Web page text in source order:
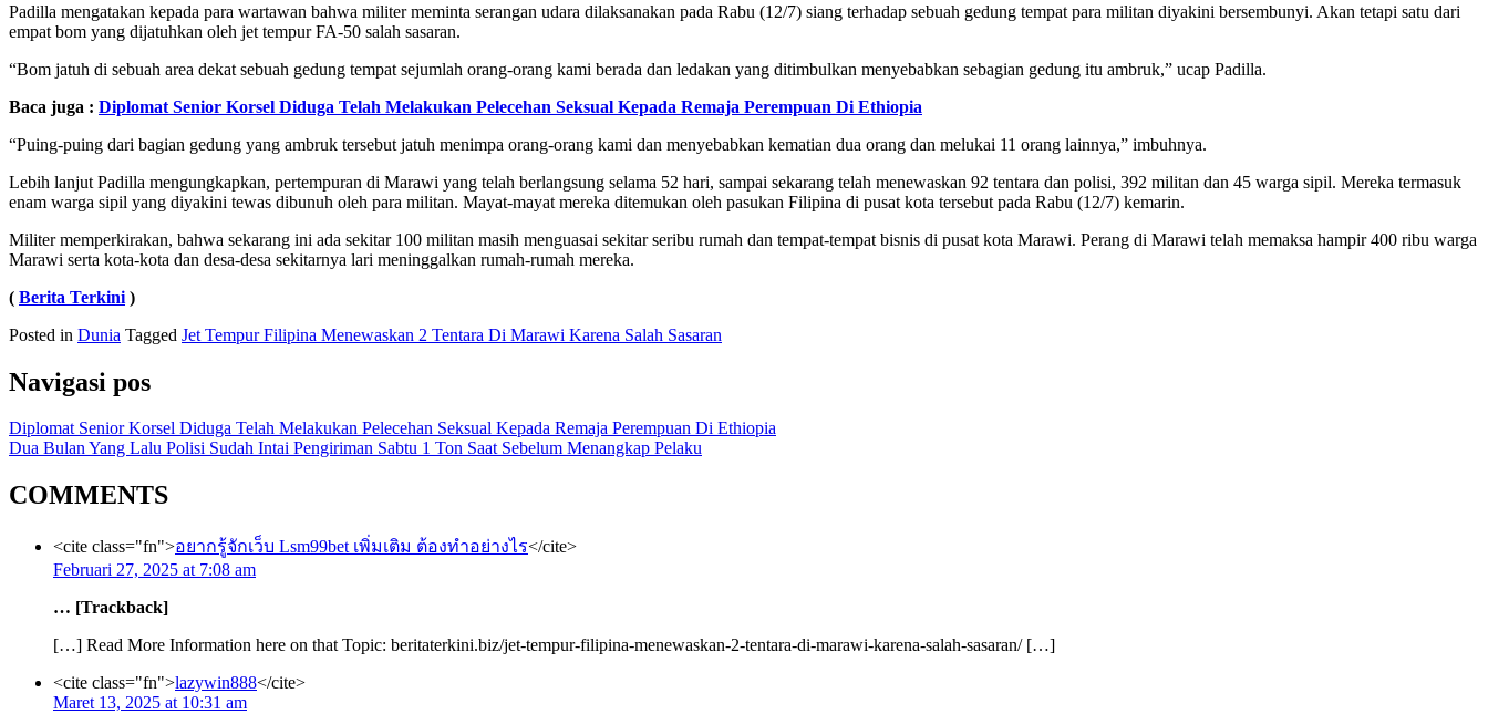
Padilla mengatakan kepada para wartawan bahwa militer meminta serangan udara dilaksanakan pada Rabu (12/7) siang terhadap sebuah gedung tempat para militan diyakini bersembunyi. Akan tetapi satu dari
empat bom yang dijatuhkan oleh jet tempur FA-50 salah sasaran.
“Bom jatuh di sebuah area dekat sebuah gedung tempat sejumlah orang-orang kami berada dan ledakan yang ditimbulkan menyebabkan sebagian gedung itu ambruk,” ucap Padilla.
Baca juga : Diplomat Senior Korsel Diduga Telah Melakukan Pelecehan Seksual Kepada Remaja Perempuan Di Ethiopia
“Puing-puing dari bagian gedung yang ambruk tersebut jatuh menimpa orang-orang kami dan menyebabkan kematian dua orang dan melukai 11 orang lainnya,” imbuhnya.
Lebih lanjut Padilla mengungkapkan, pertempuran di Marawi yang telah berlangsung selama 52 hari, sampai sekarang telah menewaskan 92 tentara dan polisi, 392 militan dan 45 warga sipil. Mereka termasuk
enam warga sipil yang diyakini tewas dibunuh oleh para militan. Mayat-mayat mereka ditemukan oleh pasukan Filipina di pusat kota tersebut pada Rabu (12/7) kemarin.
Militer memperkirakan, bahwa sekarang ini ada sekitar 100 militan masih menguasai sekitar seribu rumah dan tempat-tempat bisnis di pusat kota Marawi. Perang di Marawi telah memaksa hampir 400 ribu warga
Marawi serta kota-kota dan desa-desa sekitarnya lari meninggalkan rumah-rumah mereka.
( Berita Terkini )
Posted in Dunia Tagged Jet Tempur Filipina Menewaskan 2 Tentara Di Marawi Karena Salah Sasaran
Navigasi pos
Diplomat Senior Korsel Diduga Telah Melakukan Pelecehan Seksual Kepada Remaja Perempuan Di Ethiopia
Dua Bulan Yang Lalu Polisi Sudah Intai Pengiriman Sabtu 1 Ton Saat Sebelum Menangkap Pelaku
COMMENTS
<cite class="fn">อยากรู้จักเว็บ Lsm99bet เพิ่มเติม ต้องทำอย่างไร</cite>
Februari 27, 2025 at 7:08 am
… [Trackback]
[…] Read More Information here on that Topic: beritaterkini.biz/jet-tempur-filipina-menewaskan-2-tentara-di-marawi-karena-salah-sasaran/ […]
<cite class="fn">lazywin888</cite>
Maret 13, 2025 at 10:31 am